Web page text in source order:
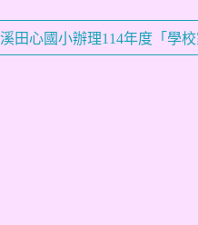
田心國小辦理114年度「學校